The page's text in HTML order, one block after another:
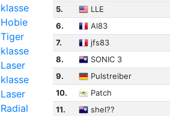
klasse
Hobie
Tiger
klasse
Laser
klasse
Laser
Radial
5.
LLE
6.
Al83
7.
jfs83
8.
SONIC 3
9.
Pulstreiber
10.
Patch
11.
shel??